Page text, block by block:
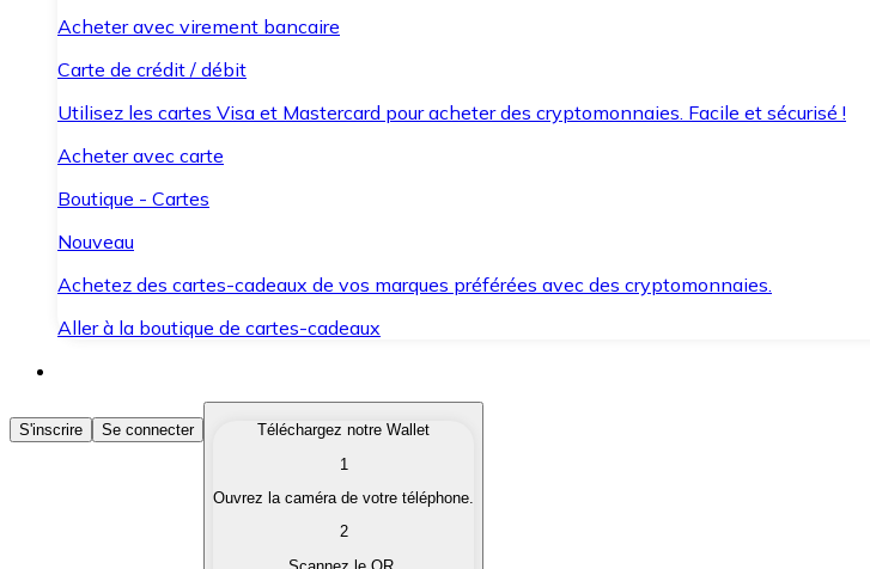
Acheter avec virement bancaire
Carte de crédit / débit
Utilisez les cartes Visa et Mastercard pour acheter des cryptomonnaies. Facile et sécurisé !
Acheter avec carte
Boutique - Cartes
Nouveau
Achetez des cartes-cadeaux de vos marques préférées avec des cryptomonnaies.
Aller à la boutique de cartes-cadeaux
Acheter des Cryptomonnaies
Achetez les cryptomonnaies qui vous intéressent rapidement et en toute sécurité.
Convertissez vos cryptomonnaies en monnaie fiduciaire lorsque vous en avez besoin.
S'inscrire Se connecter
Téléchargez notre Wallet
1
Ouvrez la caméra de votre téléphone.
2